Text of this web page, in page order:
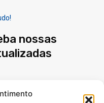
nossas